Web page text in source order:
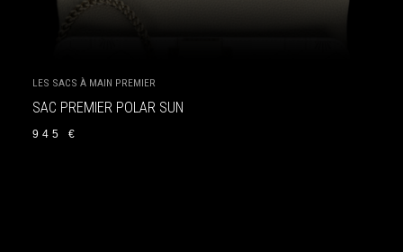
LES SACS À MAIN PREMIER
SAC PREMIER POLAR SUN
945€